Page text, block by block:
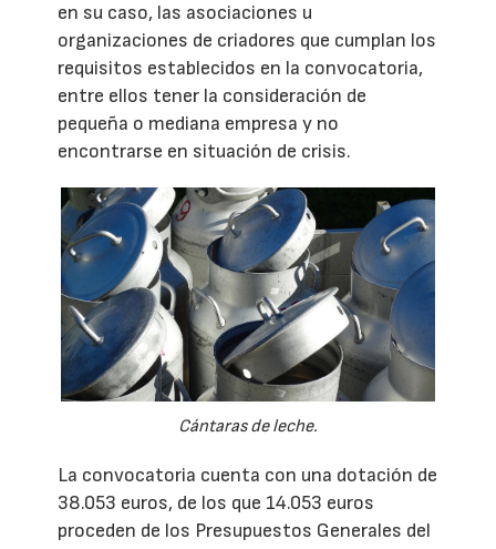
en su caso, las asociaciones u
organizaciones de criadores que cumplan los
requisitos establecidos en la convocatoria,
entre ellos tener la consideración de
pequeña o mediana empresa y no
encontrarse en situación de crisis.
Cántaras de leche.
La convocatoria cuenta con una dotación de
38.053 euros, de los que 14.053 euros
proceden de los Presupuestos Generales del